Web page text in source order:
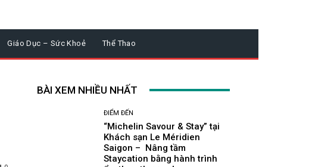
Giáo Dục – Sức Khoẻ Thể Thao
BÀI XEM NHIỀU NHẤT
ĐIỂM ĐẾN
“Michelin Savour & Stay” tại
Khách sạn Le Méridien
Saigon – Nâng tầm
Staycation bằng hành trình